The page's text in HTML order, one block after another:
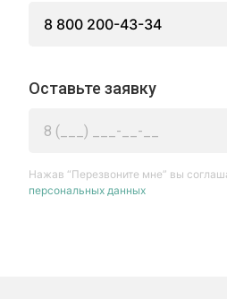
8 800 200-43-34
Оставьте заявку
Нажав “Перезвоните мне” вы
персональных данных